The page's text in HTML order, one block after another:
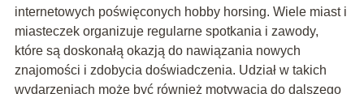
internetowych poświęconych hobby horsing. Wiele miast i
miasteczek organizuje regularne spotkania i zawody,
które są doskonałą okazją do nawiązania nowych
znajomości i zdobycia doświadczenia. Udział w takich
wydarzeniach może być również motywacją do dalszego